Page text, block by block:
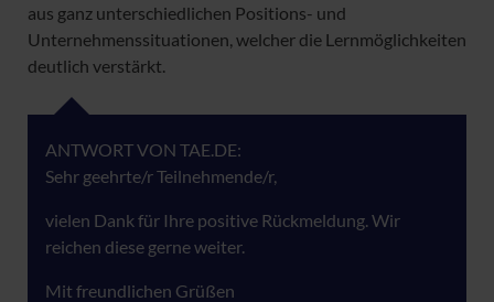
aus ganz unterschiedlichen Positions- und
Unternehmenssituationen, welcher die Lernmöglichkeiten
deutlich verstärkt.
ANTWORT VON TAE.DE:
Sehr geehrte/r Teilnehmende/r,
vielen Dank für Ihre positive Rückmeldung. Wir
reichen diese gerne weiter.
Mit freundlichen Grüßen